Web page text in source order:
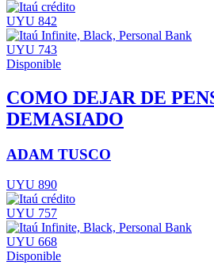
UYU 842
UYU 743
Disponible
COMO DEJAR DE
DEMASIADO
ADAM TUSCO
UYU 890
UYU 757
UYU 668
Disponible